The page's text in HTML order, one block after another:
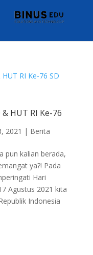
HUT RI Ke-76
2021 | Berita
pun kalian berada,
ya?! Pada
Hari
Agustus 2021 kita
Indonesia